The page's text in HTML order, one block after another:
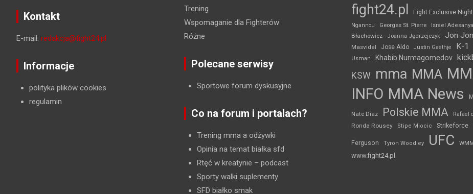
Kontakt
E-mail: redakcja@fight24.pl
Informacje
polityka plików cookies
regulamin
Trening
Wspomaganie dla Fighterów
Różne
Polecane serwisy
Sportowe forum dyskusyjne
Co na forum i portalach?
Trening mma a odżywki
Opinia na temat białka sfd
Rtęć w kreatynie – podcast
Sporty walki suplementy
SFD białko smak
fight24.pl Fight Exclusive Night
Ngannou
Georges St. Pierre Israel Adesanya
Błachowicz
Joanna Jędrzejczyk Jon
Masvidal
Jose Aldo Justin Gaethje K-1
Usman
Khabib Nurmagomedov
KSW mma MMA
INFO MMA News
Nate Diaz Polskie MMA Rafael
Ronda Rousey Stipe Miocic Strikeforce
Ferguson Tyron Woodley UFC
www.fight24.pl